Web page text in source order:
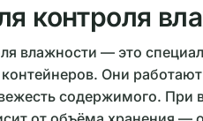
Стеклянные
Выпариватели
контроля
влажности — это
Они
содержимого. При